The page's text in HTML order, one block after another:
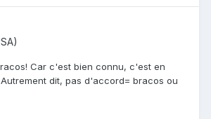
Car c'est bien connu, c'est en
dit, pas d'accord= bracos ou